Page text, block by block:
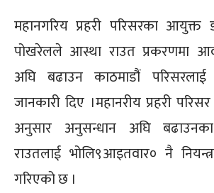
महानगरिय प्रहरी परिसरका आयुक्त
पोखरेलले आस्था राउत प्रकरणमा
अघि बढाउन काठमाडौं
जानकारी दिए ।महानरीय प्रहरी
अनुसार अनुसन्धान अघि
राउतलाई भोलि९आइतवार० नै
गरिएको छ ।